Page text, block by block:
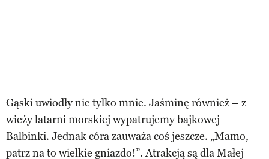
Gąski uwiodły nie tylko mnie. Jaśminę również – z
wieży latarni morskiej wypatrujemy bajkowej
Balbinki. Jednak córa zauważa coś jeszcze. „Mamo,
patrz na to wielkie gniazdo!”. Atrakcją są dla Małej